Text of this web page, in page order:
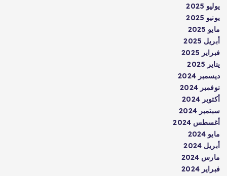
يوليو 2025
يونيو 2025
مايو 2025
أبريل 2025
فبراير 2025
يناير 2025
ديسمبر 2024
نوفمبر 2024
أكتوبر 2024
سبتمبر 2024
أغسطس 2024
مايو 2024
أبريل 2024
مارس 2024
فبراير 2024